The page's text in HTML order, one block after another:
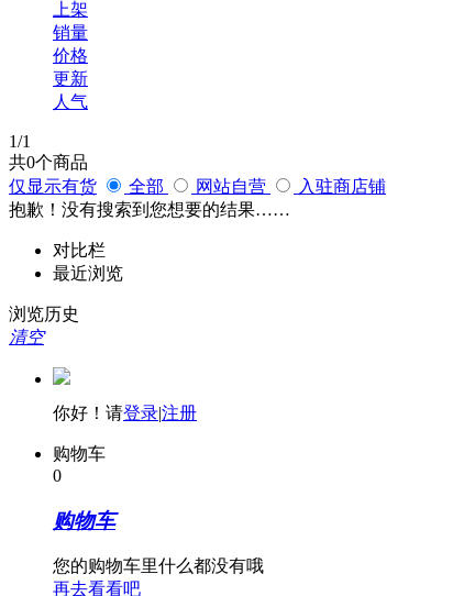
上架
销量
价格
更新
人气
1/1
共0个商品
仅显示有货
全部 网站自营
入驻商店铺
抱歉！没有搜索到您想要的结果……
对比栏
最近浏览
浏览历史
清空
你好！请登录|注册
购物车
0
购物车
您的购物车里什么都没有哦
再去看看吧